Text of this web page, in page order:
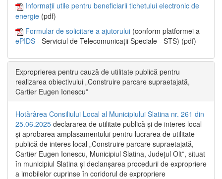
Informații utile pentru beneficiarii tichetului electronic de
energie (pdf)
Formular de solicitare a ajutorului (conform platformei a
ePIDS - Serviciul de Telecomunicații Speciale - STS) (pdf)
Exproprierea pentru cauză de utilitate publică pentru
realizarea obiectivului „Construire parcare supraetajată,
Cartier Eugen Ionescu”
Hotărârea Consiliului Local al Municipiului Slatina nr. 261 din
25.06.2025 declararea de utilitate publică și de interes local
și aprobarea amplasamentului pentru lucrarea de utilitate
publică de interes local „Construire parcare supraetajată,
Cartier Eugen Ionescu, Municipiul Slatina, Județul Olt”, situat
în municipiul Slatina și declanșarea procedurii de expropriere
a imobilelor cuprinse în coridorul de expropriere